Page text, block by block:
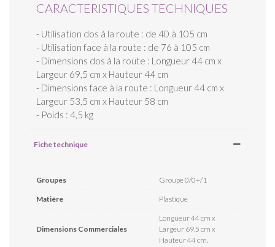
CARACTERISTIQUES TECHNIQUES
- Utilisation dos à la route : de 40 à 105 cm
- Utilisation face à la route : de 76 à 105 cm
- Dimensions dos à la route : Longueur 44 cm x
Largeur 69,5 cm x Hauteur 44 cm
- Dimensions face à la route : Longueur 44 cm x
Largeur 53,5 cm x Hauteur 58 cm
- Poids : 4,5 kg
Fiche technique
Groupes Groupe 0/0+/1
Matière Plastique
Dimensions Commerciales
Longueur 44 cm x
Largeur 69.5 cm x
Hauteur 44 cm.